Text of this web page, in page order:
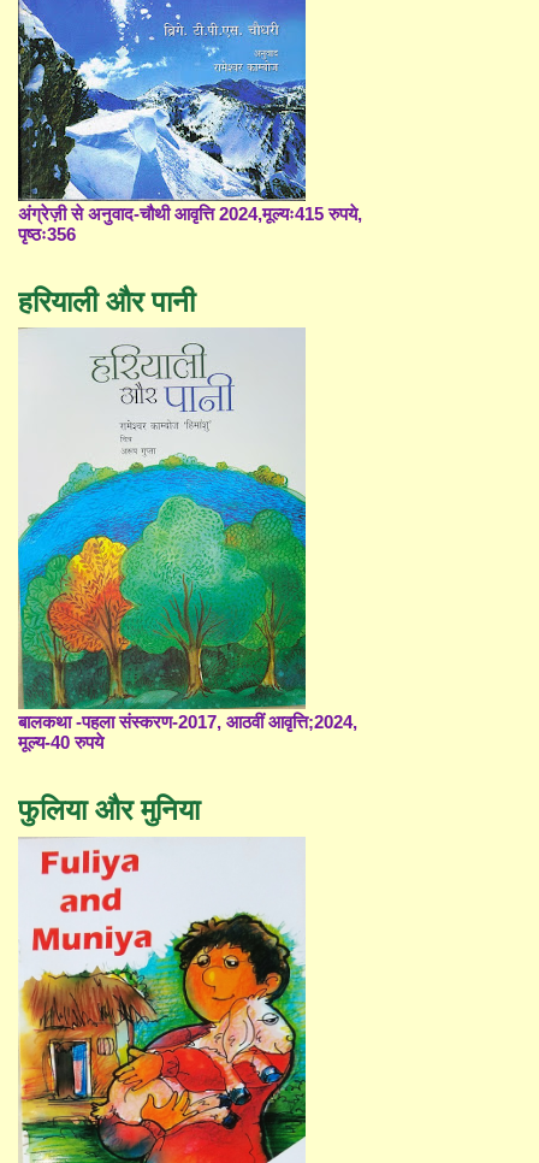
अंग्रेज़ी से अनुवाद-चौथी आवृत्ति 2024,मूल्यः415 रुपये,
पृष्ठः356
हरियाली और पानी
बालकथा -पहला संस्करण-2017, आठवीं आवृत्ति;2024,
मूल्य-40 रुपये
फुलिया और मुनिया